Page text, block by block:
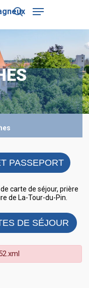
search
Menu
PASSEPORT
carte de séjour, prière
de La-Tour-du-Pin.
DE SÉJOUR
Close